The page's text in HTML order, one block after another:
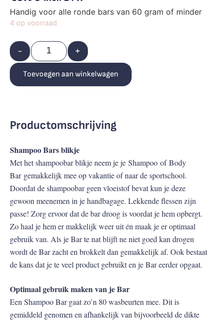
Handig voor alle ronde bars van 60 gram of minder
4 op voorraad
- +
Toevoegen aan winkelwagen
Productomschrijving
Shampoo Bars blikje
Met het shampoobar blikje neem je je Shampoo of Body
Bar gemakkelijk mee op vakantie of naar de sportschool.
Doordat de shampoobar geen vloeistof bevat kun je deze
gewoon meenemen in je handbagage. Lekkende flessen zijn
passe! Zorg ervoor dat de bar droog is voordat je hem opbergt.
Zo haal je hem er makkelijk weer uit én maak je er optimaal
gebruik van. Als je Bar te nat blijft ne niet goed kan drogen
wordt de Bar zacht en brokkelt dan gemakkelijk af. Ook bestaat
de kans dat je te veel product gebruikt en je Bar eerder opgaat.
Optimaal gebruik maken van je Bar
Een Shampoo Bar gaat zo’n 80 wasbeurten mee. Dit is
gemiddeld genomen en afhankelijk van bijvoorbeeld de dikte